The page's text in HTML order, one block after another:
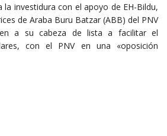
la investidura con el apoyo de EH-Bildu,
de Araba Buru Batzar (ABB) del PNV
a su cabeza de lista a facilitar el
con el PNV en una «oposición